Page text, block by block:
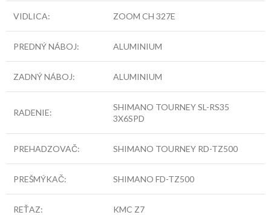
VIDLICA: ZOOM CH 327E
PREDNÝ NÁBOJ: ALUMINIUM
ZADNÝ NÁBOJ: ALUMINIUM
RADENIE:
SHIMANO TOURNEY SL-RS35
3X6SPD
PREHADZOVAČ: SHIMANO TOURNEY RD-TZ500
PREŠMÝKAČ: SHIMANO FD-TZ500
REŤAZ: KMC Z7